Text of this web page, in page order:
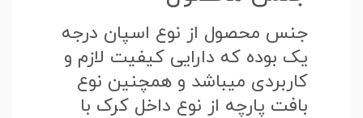
جنس محصول از نوع اسپان درجه
یک بوده که دارایی کیفیت لازم و
کاربردی میباشد و همچنین نوع
بافت پارچه از نوع داخل کرک با